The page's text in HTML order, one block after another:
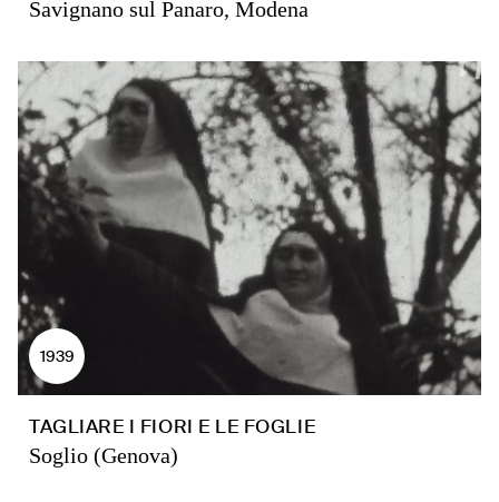
Savignano sul Panaro, Modena
1939
TAGLIARE I FIORI E LE FOGLIE
Soglio (Genova)